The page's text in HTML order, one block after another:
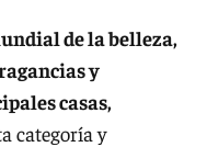
de la belleza,
y
casas,
categoría y